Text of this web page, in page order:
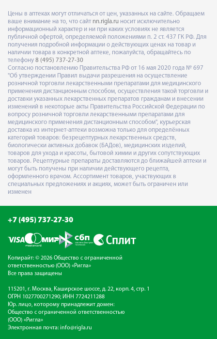
Цены в аптеках могут отличаться от цен, указанных на сайте. Обращаем
ваше внимание на то, что сайт nn.rigla.ru носит исключительно
информационный характер и ни при каких условиях не является
публичной офертой, определяемой положениями п. 2 ст. 437 ГК РФ. Для
получения подробной информации о действующих ценах на товар и
наличии товара в конкретной аптеке, пожалуйста, обращайтесь по
телефону 8 (495) 737-27-30
Согласно постановлению Правительства РФ от 16 мая 2020 года № 697
"Об утверждении Правил выдачи разрешения на осуществление
розничной торговли лекарственными препаратами для медицинского
применения дистанционным способом, осуществления такой торговли и
доставки указанных лекарственных препаратов гражданам и внесении
изменений в некоторые акты Правительства Российской Федерации по
вопросу розничной торговли лекарственными препаратами для
медицинского применения дистанционным способом", курьерская
доставка из интернет-аптеки возможна только для определённых
категорий товаров: безрецептурных лекарственных средств,
биологически активных добавок (БАДов), медицинских изделий,
товаров для ухода и красоты, бытовой химии и других сопутствующих
товаров. Рецептурные препараты доставляются до ближайшей аптеки и
могут быть получены при наличии действующего рецепта,
оформленного врачом. Ассортимент товаров, участвующих в
специальных предложениях и акциях, может быть ограничен или
изменен
+7 (495) 737-27-30
Копирайт: © 2026 Общество с ограниченной
ответственностью (ООО) «Ригла»
Все права защищены
115201, г. Москва, Каширское шоссе, д. 22, корп. 4, стр. 1
ОГРН 1027700271290; ИНН 7724211288
Юр. лицо, которому принадлежит домен:
Общество с ограниченной ответственностью
(ООО) «Ригла»
Электронная почта: info@rigla.ru